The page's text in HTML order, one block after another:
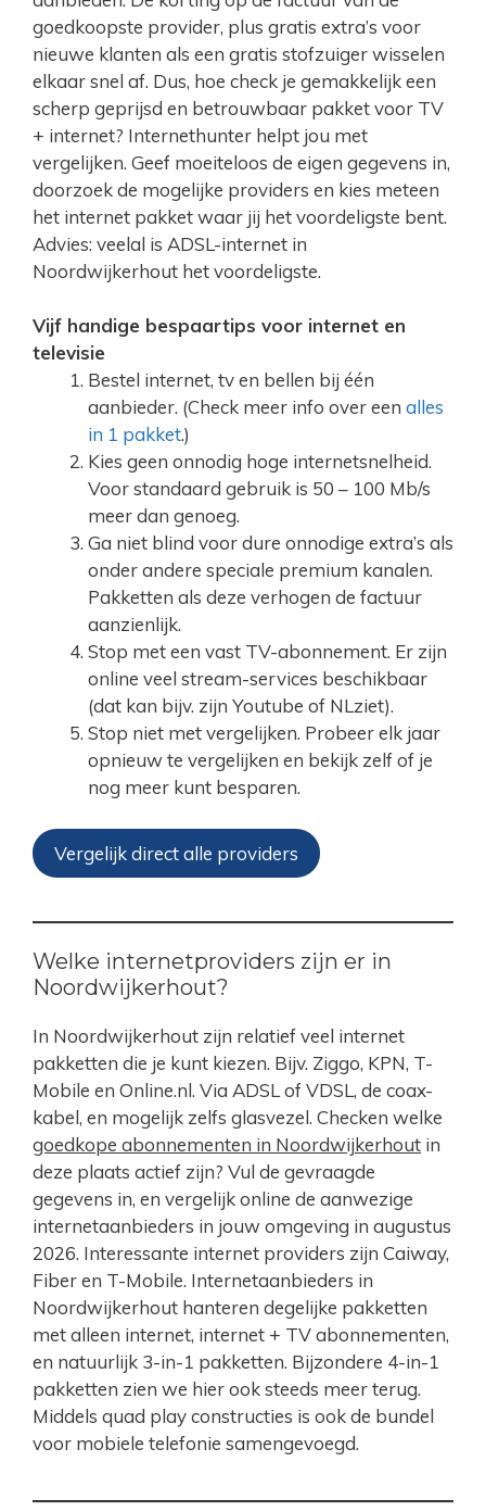
goedkoopste provider, plus gratis extra’s voor
nieuwe klanten als een gratis stofzuiger wisselen
elkaar snel af. Dus, hoe check je gemakkelijk een
scherp geprijsd en betrouwbaar pakket voor TV
+ internet? Internethunter helpt jou met
vergelijken. Geef moeiteloos de eigen gegevens in,
doorzoek de mogelijke providers en kies meteen
het internet pakket waar jij het voordeligste bent.
Advies: veelal is ADSL-internet in
Noordwijkerhout het voordeligste.
Vijf handige bespaartips voor internet en
televisie
Bestel internet, tv en bellen bij één
aanbieder. (Check meer info over een alles
in 1 pakket.)
Kies geen onnodig hoge internetsnelheid.
Voor standaard gebruik is 50 – 100 Mb/s
meer dan genoeg.
Ga niet blind voor dure onnodige extra’s als
onder andere speciale premium kanalen.
Pakketten als deze verhogen de factuur
aanzienlijk.
Stop met een vast TV-abonnement. Er zijn
online veel stream-services beschikbaar
(dat kan bijv. zijn Youtube of NLziet).
Stop niet met vergelijken. Probeer elk jaar
opnieuw te vergelijken en bekijk zelf of je
nog meer kunt besparen.
Vergelijk direct alle providers
Welke internetproviders zijn er in
Noordwijkerhout?
In Noordwijkerhout zijn relatief veel internet
pakketten die je kunt kiezen. Bijv. Ziggo, KPN, T-
Mobile en Online.nl. Via ADSL of VDSL, de coax-
kabel, en mogelijk zelfs glasvezel. Checken welke
goedkope abonnementen in Noordwijkerhout in
deze plaats actief zijn? Vul de gevraagde
gegevens in, en vergelijk online de aanwezige
internetaanbieders in jouw omgeving in augustus
2026. Interessante internet providers zijn Caiway,
Fiber en T-Mobile. Internetaanbieders in
Noordwijkerhout hanteren degelijke pakketten
met alleen internet, internet + TV abonnementen,
en natuurlijk 3-in-1 pakketten. Bijzondere 4-in-1
pakketten zien we hier ook steeds meer terug.
Middels quad play constructies is ook de bundel
voor mobiele telefonie samengevoegd.